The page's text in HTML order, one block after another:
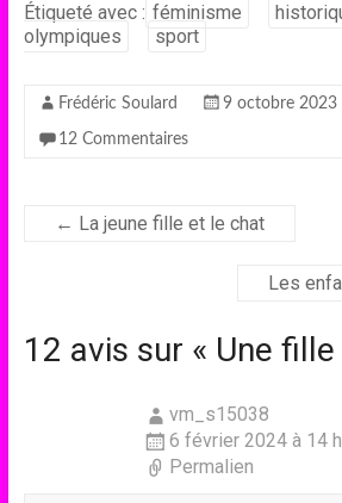
Étiqueté avec : féminisme
olympiques
sport
Frédéric Soulard 9 octobre 2023
12 Commentaires
← La jeune fille et le chat
Les
12 avis sur « Une
vm_s15038
6 février 2024 à 14
Permalien